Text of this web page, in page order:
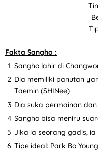
Fakta Sangho :
Sangho lahir di
Dia memiliki panutan
Taemin (SHINee)
Dia suka permainan
Sangho bisa meniru
Jika ia seorang gadis, ia
Tipe ideal: Park Bo Young